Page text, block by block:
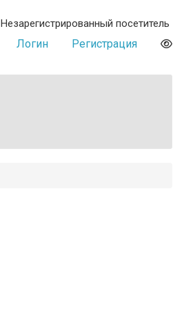
Незарегистрированный посетитель
Логин Регистрация